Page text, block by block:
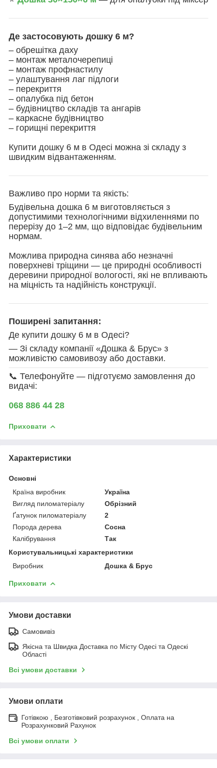
Де застосовують дошку 6 м?
– обрешітка даху
– монтаж металочерепиці
– монтаж профнастилу
– улаштування лаг підлоги
– перекриття
– опалубка під бетон
– будівництво складів та ангарів
– каркасне будівництво
– горищні перекриття
Купити дошку 6 м в Одесі можна зі складу з
швидким відвантаженням.
Важливо про норми та якість:
Будівельна дошка 6 м виготовляється з
допустимими технологічними відхиленнями по
перерізу до 1–2 мм, що відповідає будівельним
нормам.
Можлива природна синява або незначні
поверхневі тріщини — це природні особливості
деревини природної вологості, які не впливають
на міцність та надійність конструкції.
Поширені запитання:
Де купити дошку 6 м в Одесі?
— Зі складу компанії «Дошка & Брус» з
можливістю самовивозу або доставки.
📞 Телефонуйте — підготуємо замовлення до
видачі:
068 886 44 28
Приховати
Характеристики
Основні
Країна виробник
Україна
Вигляд пиломатеріалу
Обрізний
Ґатунок пиломатеріалу
2
Порода дерева
Сосна
Калібрування
Так
Користувальницькі характеристики
Виробник
Дошка & Брус
Приховати
Умови доставки
Самовивіз
Якісна та Швидка Доставка по Місту Одесі та Одескі
Області
Всі умови доставки
Умови оплати
Готівкою , Безготівковий розрахунок , Оплата на
Розрахунковий Рахунок
Всі умови оплати